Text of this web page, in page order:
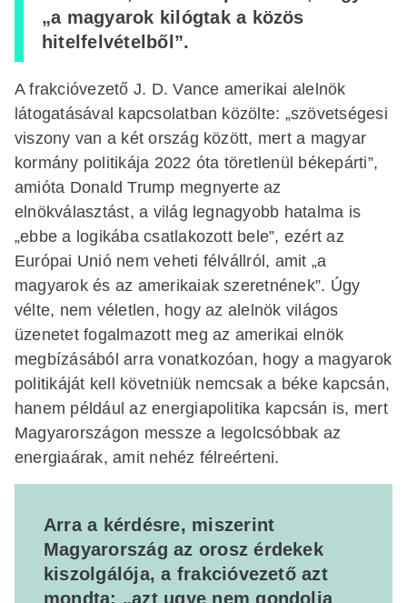
„a magyarok kilógtak a közös
hitelfelvételből”.
A frakcióvezető J. D. Vance amerikai alelnök
látogatásával kapcsolatban közölte: „szövetségesi
viszony van a két ország között, mert a magyar
kormány politikája 2022 óta töretlenül békepárti”,
amióta Donald Trump megnyerte az
elnökválasztást, a világ legnagyobb hatalma is
„ebbe a logikába csatlakozott bele”, ezért az
Európai Unió nem veheti félvállról, amit „a
magyarok és az amerikaiak szeretnének”. Úgy
vélte, nem véletlen, hogy az alelnök világos
üzenetet fogalmazott meg az amerikai elnök
megbízásából arra vonatkozóan, hogy a magyarok
politikáját kell követniük nemcsak a béke kapcsán,
hanem például az energiapolitika kapcsán is, mert
Magyarországon messze a legolcsóbbak az
energiaárak, amit nehéz félreérteni.
Arra a kérdésre, miszerint
Magyarország az orosz érdekek
kiszolgálója, a frakcióvezető azt
mondta: „azt ugye nem gondolja